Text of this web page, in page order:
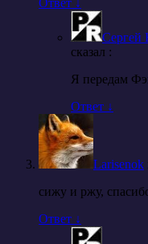
Ответ ↓
cказал :
Я передам
Ответ ↓
Larisenok
сижу и ржу,
Ответ ↓